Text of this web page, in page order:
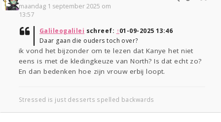
maandag 1 september 2025 om
13:57
Galileogalilei schreef: ↑01-09-2025 13:46
Daar gaan die ouders toch over?
ik vond het bijzonder om te lezen dat Kanye het niet
eens is met de kledingkeuze van North? Is dat echt zo?
En dan bedenken hoe zijn vrouw erbij loopt.
Stressed is just desserts spelled backwards